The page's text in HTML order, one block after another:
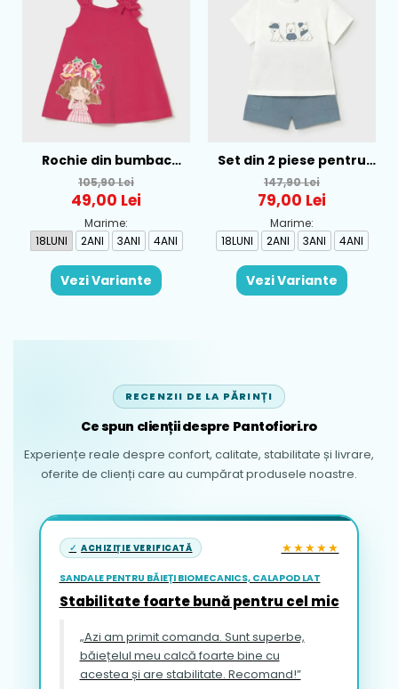
Rochie din bumbac
pentru fete Mayoral,
Rosu - 1930-069
105,90 Lei
49,00 Lei
Marime:
18LUNI
2ANI 3ANI 4ANI
Vezi Variante
Set din 2 piese pentru
baieti Mayoral, Alb-
Albastru - 1665-31
147,90 Lei
79,00 Lei
Marime:
18LUNI
2ANI 3ANI 4ANI
Vezi Variante
RECENZII DE LA PĂRINȚI
Ce spun clienții despre Pantofiori.ro
Experiențe reale despre confort, calitate, stabilitate și livrare,
oferite de clienți care au cumpărat produsele noastre.
ACHIZIȚIE VERIFICATĂ ★★★★★
SANDALE PENTRU BĂIEȚI BIOMECANICS, CALAPOD LAT
Stabilitate foarte bună pentru cel mic
„Azi am primit comanda. Sunt superbe,
băiețelul meu calcă foarte bine cu
acestea și are stabilitate. Recomand!”